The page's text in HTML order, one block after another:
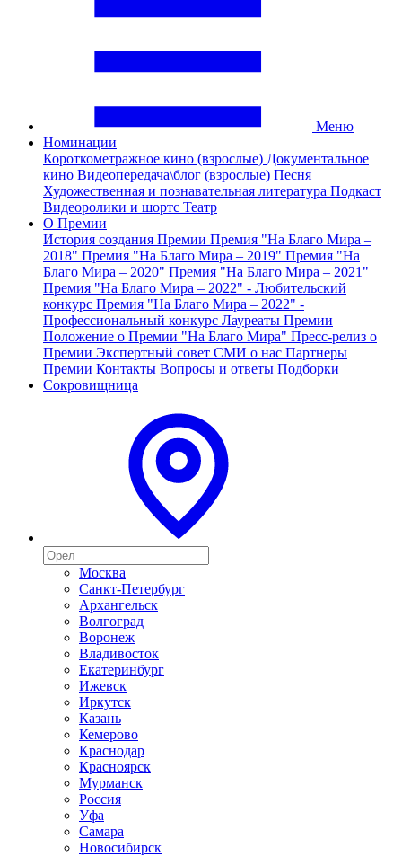
Меню
Номинации
Короткометражное кино (взрослые) Документальное
кино Видеопередача\блог (взрослые) Песня
Художественная и познавательная литература Подкаст
Видеоролики и шортс Театр
О Премии
История создания Премии Премия "На Благо Мира –
2018" Премия "На Благо Мира – 2019" Премия "На
Благо Мира – 2020" Премия "На Благо Мира – 2021"
Премия "На Благо Мира – 2022" - Любительский
конкурс Премия "На Благо Мира – 2022" -
Профессиональный конкурс Лауреаты Премии
Положение о Премии "На Благо Мира" Пресс-релиз о
Премии Экспертный совет СМИ о нас Партнеры
Премии Контакты Вопросы и ответы Подборки
Сокровищница
Москва
Санкт-Петербург
Архангельск
Волгоград
Воронеж
Владивосток
Екатеринбург
Ижевск
Иркутск
Казань
Кемерово
Краснодар
Красноярск
Мурманск
Россия
Уфа
Самара
Новосибирск